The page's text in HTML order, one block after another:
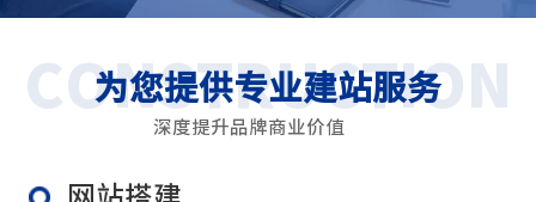
CONSTRUCTION
为您提供专业建站服务
深度提升品牌商业价值